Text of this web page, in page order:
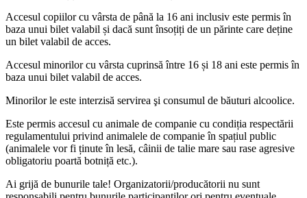
Accesul copiilor cu vârsta de până la 16 ani inclusiv este permis în
baza unui bilet valabil și dacă sunt însoțiți de un părinte care deține
un bilet valabil de acces.
Accesul minorilor cu vârsta cuprinsă între 16 și 18 ani este permis în
baza unui bilet valabil de acces.
Minorilor le este interzisă servirea şi consumul de băuturi alcoolice.
Este permis accesul cu animale de companie cu condiția respectării
regulamentului privind animalele de companie în spațiul public
(animalele vor fi ținute în lesă, câinii de talie mare sau rase agresive
obligatoriu poartă botniță etc.).
Ai grijă de bunurile tale! Organizatorii/producătorii nu sunt